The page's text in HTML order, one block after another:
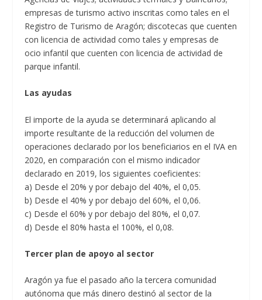
empresas de turismo activo inscritas como tales en el
Registro de Turismo de Aragón; discotecas que cuenten
con licencia de actividad como tales y empresas de
ocio infantil que cuenten con licencia de actividad de
parque infantil.
Las ayudas
El importe de la ayuda se determinará aplicando al
importe resultante de la reducción del volumen de
operaciones declarado por los beneficiarios en el IVA en
2020, en comparación con el mismo indicador
declarado en 2019, los siguientes coeficientes:
a) Desde el 20% y por debajo del 40%, el 0,05.
b) Desde el 40% y por debajo del 60%, el 0,06.
c) Desde el 60% y por debajo del 80%, el 0,07.
d) Desde el 80% hasta el 100%, el 0,08.
Tercer plan de apoyo al sector
Aragón ya fue el pasado año la tercera comunidad
autónoma que más dinero destinó al sector de la